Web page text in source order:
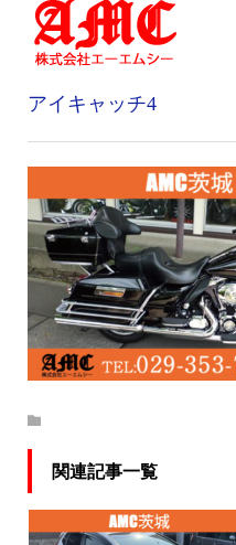
アイキャッチ4
関連記事一覧